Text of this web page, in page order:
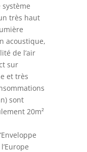
très haut
acoustique,
de l’air
sur
et très
sont
20m²